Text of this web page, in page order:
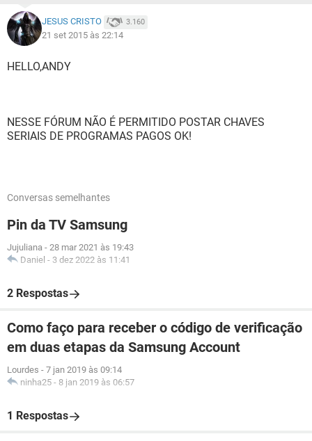
JESUS CRISTO 3.160
21 set 2015 às 22:14
HELLO,ANDY
NESSE FÓRUM NÃO É PERMITIDO POSTAR CHAVES
SERIAIS DE PROGRAMAS PAGOS OK!
Conversas semelhantes
Pin da TV Samsung
Jujuliana - 28 mar 2021 às 19:43
Daniel - 3 dez 2022 às 11:41
2 Respostas
Como faço para receber o código de verificação
em duas etapas da Samsung Account
Lourdes - 7 jan 2019 às 09:14
ninha25 - 8 jan 2019 às 06:57
1 Respostas